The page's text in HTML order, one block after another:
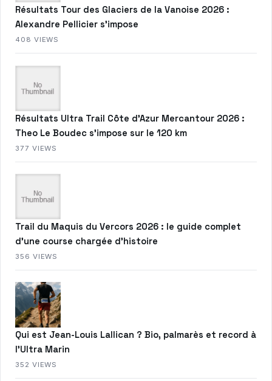
Résultats Tour des Glaciers de la Vanoise 2026 :
Alexandre Pellicier s’impose
408 VIEWS
Résultats Ultra Trail Côte d’Azur Mercantour 2026 :
Theo Le Boudec s’impose sur le 120 km
377 VIEWS
Trail du Maquis du Vercors 2026 : le guide complet
d’une course chargée d’histoire
356 VIEWS
Qui est Jean-Louis Lallican ? Bio, palmarès et record à
l’Ultra Marin
352 VIEWS